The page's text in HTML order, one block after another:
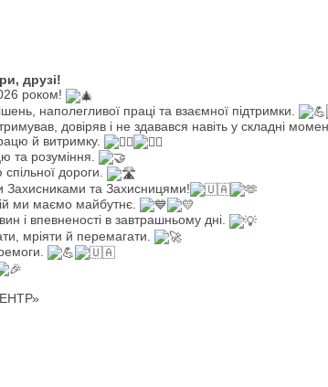
друзі!
роком!
наполегливої праці та взаємної підтримки.
довіряв і не здавався навіть у складні
й витримку.
та розуміння.
дороги.
Захисниками та Захисницями!
ми маємо майбутнє.
і впевненості в завтрашньому дні.
мріяти й перемагати.